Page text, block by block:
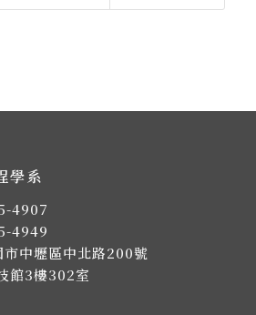
學系
4907
4949
中壢區中北路200號
館3樓302室